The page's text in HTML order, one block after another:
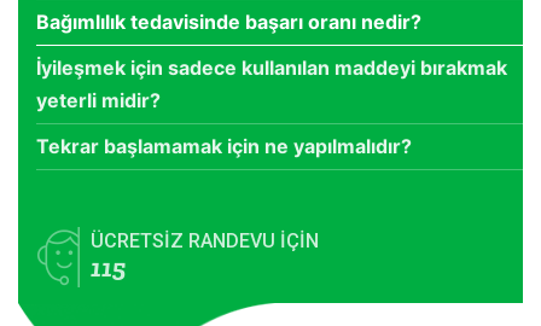
Bağımlılık tedavisinde başarı oranı nedir?
İyileşmek için sadece kullanılan maddeyi bırakmak
yeterli midir?
Tekrar başlamamak için ne yapılmalıdır?
ÜCRETSİZ RANDEVU İÇİN
115